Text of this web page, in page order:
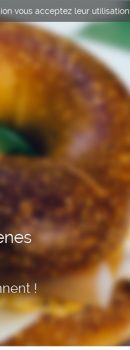
vous acceptez leur utilisation.
!